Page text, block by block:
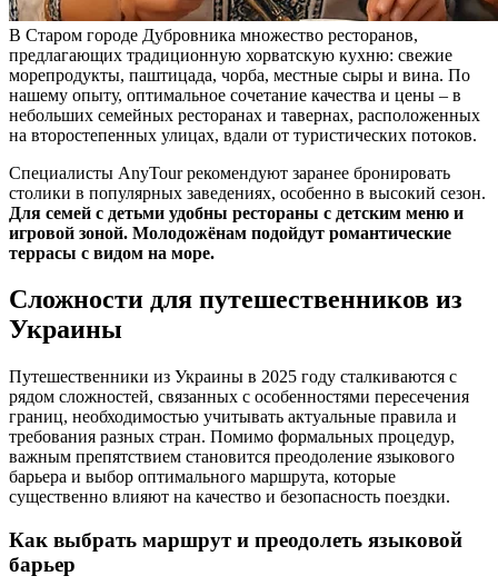
В Старом городе Дубровника множество ресторанов,
предлагающих традиционную хорватскую кухню: свежие
морепродукты, паштицада, чорба, местные сыры и вина. По
нашему опыту, оптимальное сочетание качества и цены – в
небольших семейных ресторанах и тавернах, расположенных
на второстепенных улицах, вдали от туристических потоков.
Специалисты AnyTour рекомендуют заранее бронировать
столики в популярных заведениях, особенно в высокий сезон.
Для семей с детьми удобны рестораны с детским меню и
игровой зоной. Молодожёнам подойдут романтические
террасы с видом на море.
Сложности для путешественников из
Украины
Путешественники из Украины в 2025 году сталкиваются с
рядом сложностей, связанных с особенностями пересечения
границ, необходимостью учитывать актуальные правила и
требования разных стран. Помимо формальных процедур,
важным препятствием становится преодоление языкового
барьера и выбор оптимального маршрута, которые
существенно влияют на качество и безопасность поездки.
Как выбрать маршрут и преодолеть языковой
барьер